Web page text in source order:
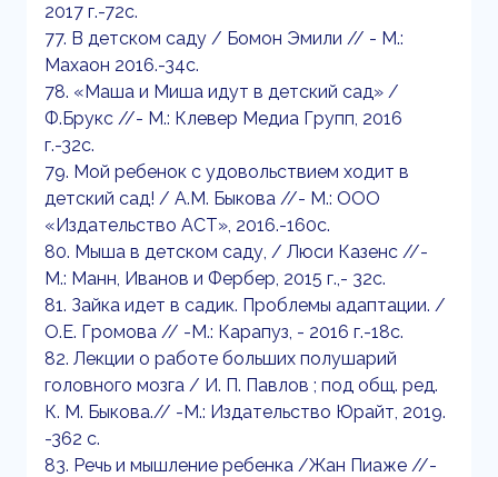
2017 г.-72с.
77. В детском саду / Бомон Эмили // - М.:
Махаон 2016.-34с.
78. «Маша и Миша идут в детский сад» /
Ф.Брукс //- М.: Клевер Медиа Групп, 2016
г.-32с.
79. Мой ребенок с удовольствием ходит в
детский сад! / А.М. Быкова //- М.: ООО
«Издательство АСТ», 2016.-160с.
80. Мыша в детском саду, / Люси Казенс //-
М.: Манн, Иванов и Фербер, 2015 г.,- 32с.
81. Зайка идет в садик. Проблемы адаптации. /
О.Е. Громова // -М.: Карапуз, - 2016 г.-18с.
82. Лекции о работе больших полушарий
головного мозга / И. П. Павлов ; под общ. ред.
К. М. Быкова.// -М.: Издательство Юрайт, 2019.
-362 с.
83. Речь и мышление ребенка /Жан Пиаже //-